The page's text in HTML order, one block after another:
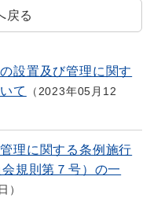
戻る
設置及び管理に関す
て
2023年05月12
理に関する条例施行
規則第７号）の一